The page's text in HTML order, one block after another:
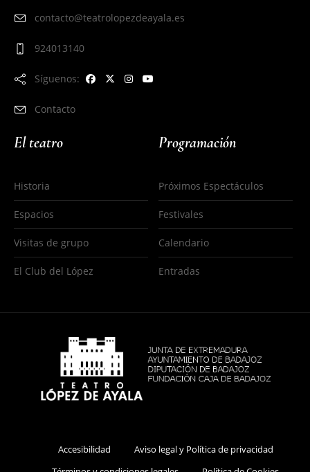
contacto@teatrolopezdeayala.es
924013140
Síguenos:
Contacto
El teatro
Historia
Espacios
Visitas de grupo
El Club del López
Programación
Próximos Espectáculos
Festivales
Calendario
Entradas
Accesibilidad
Aviso legal y Política de privacidad